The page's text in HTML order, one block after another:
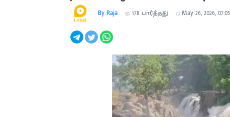
By Raja 178 பார்த்தது May 26, 2026,